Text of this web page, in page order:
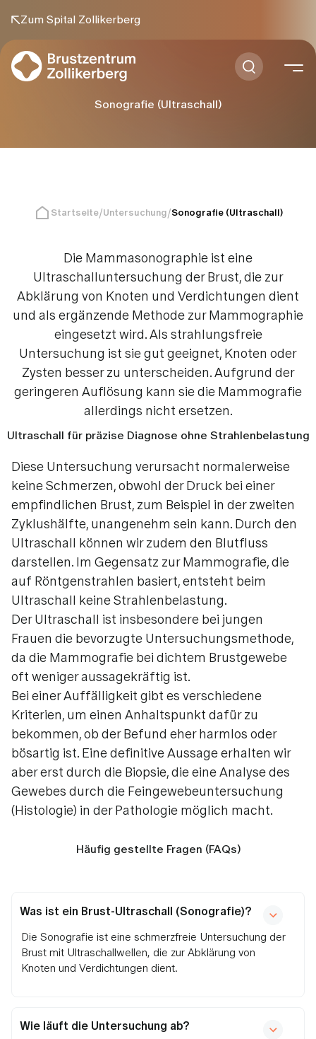
Zum Spital Zollikerberg
Sonografie (Ultraschall)
Startseite Untersuchung Sonografie (Ultraschall)
Die Mammasonographie ist eine
Ultraschalluntersuchung der Brust, die zur
Abklärung von Knoten und Verdichtungen dient
und als ergänzende Methode zur Mammographie
eingesetzt wird. Als strahlungsfreie
Untersuchung ist sie gut geeignet, Knoten oder
Zysten besser zu unterscheiden. Aufgrund der
geringeren Auflösung kann sie die Mammografie
allerdings nicht ersetzen.
Ultraschall für präzise Diagnose ohne Strahlenbelastung
Diese Untersuchung verursacht normalerweise
keine Schmerzen, obwohl der Druck bei einer
empfindlichen Brust, zum Beispiel in der zweiten
Zyklushälfte, unangenehm sein kann. Durch den
Ultraschall können wir zudem den Blutfluss
darstellen. Im Gegensatz zur Mammografie, die
auf Röntgenstrahlen basiert, entsteht beim
Ultraschall keine Strahlenbelastung.
Der Ultraschall ist insbesondere bei jungen
Frauen die bevorzugte Untersuchungsmethode,
da die Mammografie bei dichtem Brustgewebe
oft weniger aussagekräftig ist.
Bei einer Auffälligkeit gibt es verschiedene
Kriterien, um einen Anhaltspunkt dafür zu
bekommen, ob der Befund eher harmlos oder
bösartig ist. Eine definitive Aussage erhalten wir
aber erst durch die Biopsie, die eine Analyse des
Gewebes durch die Feingewebeuntersuchung
(Histologie) in der Pathologie möglich macht.
Häufig gestellte Fragen (FAQs)
Was ist ein Brust-Ultraschall (Sonografie)?
Die Sonografie ist eine schmerzfreie Untersuchung der
Brust mit Ultraschallwellen, die zur Abklärung von
Knoten und Verdichtungen dient.
Wie läuft die Untersuchung ab?